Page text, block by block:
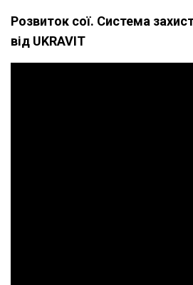
Розвиток сої. Система
від UKRAVIT